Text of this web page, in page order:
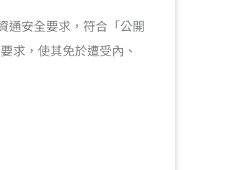
通安全要求，符合「公開
求，使其免於遭受內、